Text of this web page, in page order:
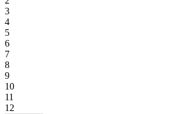
3
4
5
6
7
8
9
10
11
12